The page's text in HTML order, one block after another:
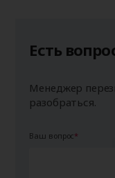
Есть
Менеджер
разобраться.
Ваш вопрос